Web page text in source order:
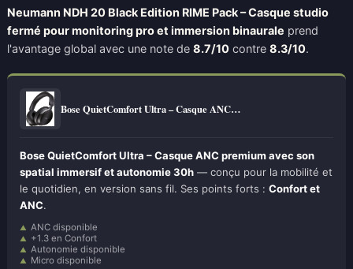
Neumann NDH 20 Black Edition RIME Pack – Casque studio
fermé pour monitoring pro et immersion binaurale prend
l'avantage global avec une note de 8.7/10 contre 8.3/10.
Bose QuietComfort Ultra – Casque ANC…
Bose QuietComfort Ultra – Casque ANC premium avec son
spatial immersif et autonomie 30h — conçu pour la mobilité et
le quotidien, en version sans fil. Ses points forts : Confort et
ANC.
ANC disponible
+1.3 en Confort
Autonomie disponible
Micro disponible